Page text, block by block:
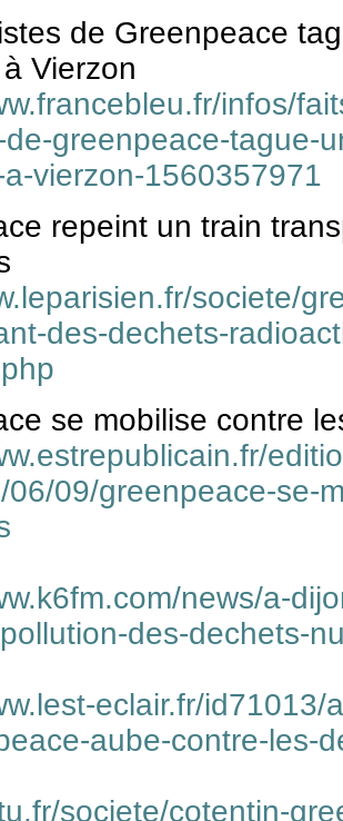
de Greenpeace
Vierzon
infos/
greenpeace-tague-
vierzon-1560357971
repeint un train
societe/
des-dechets-
se mobilise contre
06/09/greenpeace-se-
news/a-
des-dechets-
eclair.fr/id71013/
aube-contre-les-
societe/cotentin-